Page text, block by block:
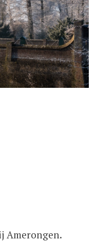
Amerongen.